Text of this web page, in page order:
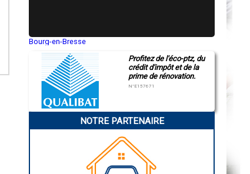
Bourg-en-Bresse
Montluçon
Manosque
Gap
Charleville-Mézières
Pamiers
Narbonne
Profitez de l'éco-ptz, du
crédit d'impôt et de la
prime de rénovation.
N°E157671
NOTRE PARTENAIRE